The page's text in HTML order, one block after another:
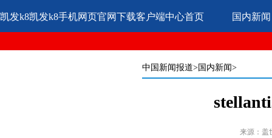
凯发k8凯发k8手机网页官网下载客户端中心首页 国内新闻
中国新闻报道>国内新闻>
来源：盖